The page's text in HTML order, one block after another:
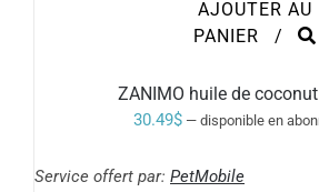
AJOUTER AU
PANIER
/
ZANIMO huile de
30.49$ —disponible en
Service offert par: PetMobile